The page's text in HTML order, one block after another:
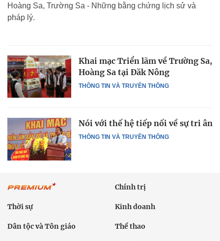
Hoàng Sa, Trường Sa - Những bằng chứng lịch sử và
pháp lý.
THÔNG TIN VÀ TRUYỀN THÔNG
Khai mạc Triển lãm về Trường Sa,
Hoàng Sa tại Đăk Nông
THÔNG TIN VÀ TRUYỀN THÔNG
Nói với thế hệ tiếp nối về sự tri ân
Chính trị
Thời sự Kinh doanh
Dân tộc và Tôn giáo Thể thao